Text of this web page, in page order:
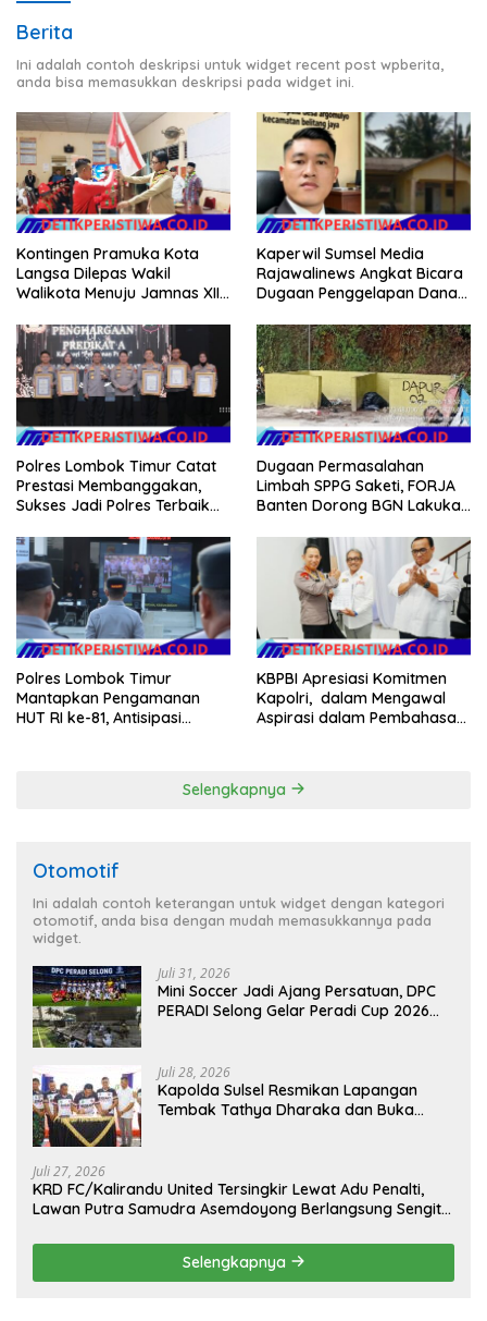
Berita
Ini adalah contoh deskripsi untuk widget recent post wpberita,
anda bisa memasukkan deskripsi pada widget ini.
Kontingen Pramuka Kota
Langsa Dilepas Wakil
Walikota Menuju Jamnas XII
Kaperwil Sumsel Media
Rajawalinews Angkat Bicara
Dugaan Penggelapan Dana
Argomulyo Belitang Jaya
Hilang 3 Bulan Bawa
Anggaran Pembangunan
Polres Lombok Timur Catat
Prestasi Membanggakan,
Sukses Jadi Polres Terbaik
NTB
Dugaan Permasalahan
Limbah SPPG Saketi, FORJA
Banten Dorong BGN Lakukan
Polres Lombok Timur
Mantapkan Pengamanan
HUT RI ke-81, Antisipasi
KBPBI Apresiasi Komitmen
Kapolri, dalam Mengawal
Aspirasi dalam Pembahasan
Selengkapnya
Otomotif
Ini adalah contoh keterangan untuk widget dengan kategori
otomotif, anda bisa dengan mudah memasukkannya pada
widget.
Juli 31, 2026
Mini Soccer Jadi Ajang Persatuan, DPC
PERADI Selong Gelar Peradi Cup 2026
Juli 28, 2026
Kapolda Sulsel Resmikan Lapangan
Tembak Tathya Dharaka dan Buka
Juli 27, 2026
KRD FC/Kalirandu United Tersingkir Lewat Adu Penalti,
Lawan Putra Samudra Asemdoyong Berlangsung Sengit
Selengkapnya